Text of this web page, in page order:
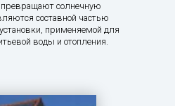
солнечную
составной частью
применяемой для
воды и отопления.